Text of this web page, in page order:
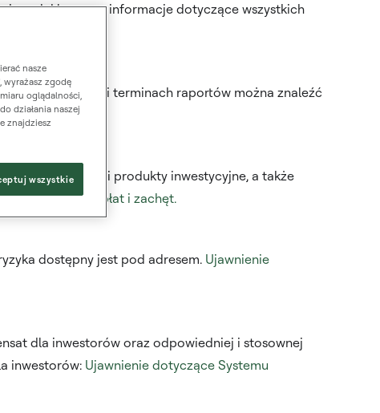
kluczowe informacje dotyczące wszystkich
częstotliwości i terminach raportów można znaleźć
za usługi i produkty inwestycyjne, a także
kosztów, opłat i zachęt.
dostępny jest pod adresem. Ujawnienie
dla inwestorów oraz odpowiedniej i stosownej
inwestorów: Ujawnienie dotyczące Systemu
nasze
wyrażasz zgodę
oglądalności,
działania naszej
znajdziesz
wszystkie